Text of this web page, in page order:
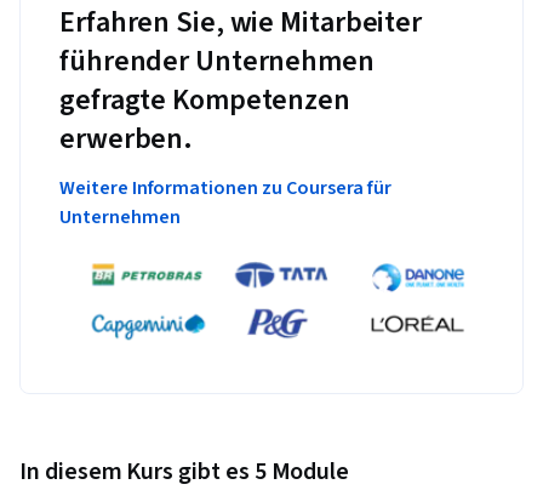
Erfahren Sie, wie Mitarbeiter
führender Unternehmen
gefragte Kompetenzen
erwerben.
Weitere Informationen zu Coursera für
Unternehmen
In diesem Kurs gibt es 5 Module